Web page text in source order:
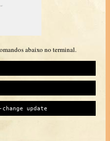
abaixo no terminal.
update